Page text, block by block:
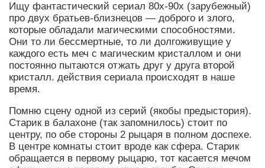
Ищу фантастический сериал 80х-90х (зарубежный)
про двух братьев-близнецов — доброго и злого,
которые обладали магическими способностями.
Они то ли бессмертные, то ли долгоживущие у
каждого есть меч с магическим кристаллом и они
постоянно пытаются отжать друг у друга второй
кристалл. действия сериала происходят в наше
время.
Помню сцену одной из серий (якобы предыстория).
Старик в балахоне (так запомнилось) стоит по
центру, по обе стороны 2 рыцаря в полном доспехе.
В центре комнаты стоит вроде как сфера. Старик
обращается в первому рыцарю, тот касается мечом